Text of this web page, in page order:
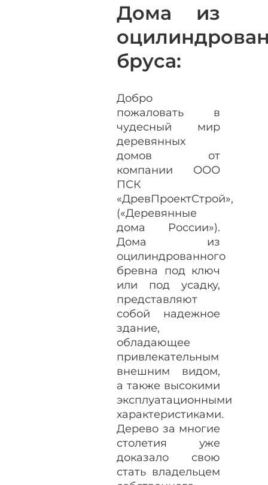
Дома из
бруса:
Добро
пожаловать в
чудесный мир
деревянных
домов от
компании ООО
ПСК
«ДревПроектСтрой»,
(«Деревянные
дома России»).
Дома из
оцилиндрованного
бревна под ключ
или под усадку,
представляют
собой надежное
здание,
обладающее
привлекательным
внешним видом,
а также высокими
эксплуатационными
характеристиками.
Дерево за многие
столетия уже
доказало свою
стать владельцем